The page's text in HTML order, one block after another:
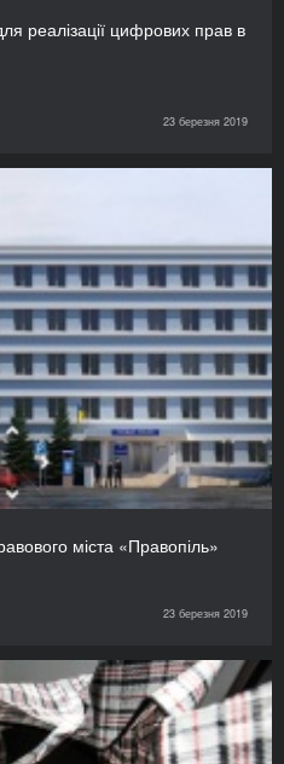
реалізації цифрових прав в
23 березня 2019
міста «Правопіль»
23 березня 2019